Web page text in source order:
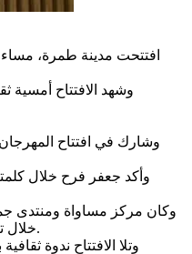
وشهد الافتتاح أمسية
وشارك في افتتاح
وأكد جعفر فرح خلال
وكان مركز مساواة ومنتدى
خلال تنظيم فعاليات ثقافية عامة، بالتزامن مع الذكرى الخمسين ليوم الأرض، بما يعزز حضور الثقافة في الحيزالعام ويمنح المبادرات الثقافية المستقلة مساحة أوسع للوصول إلى الناس.
وتلا الافتتاح ندوة